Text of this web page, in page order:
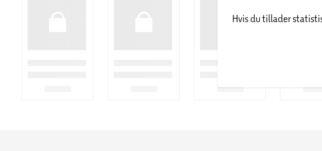
Hvis du tillader